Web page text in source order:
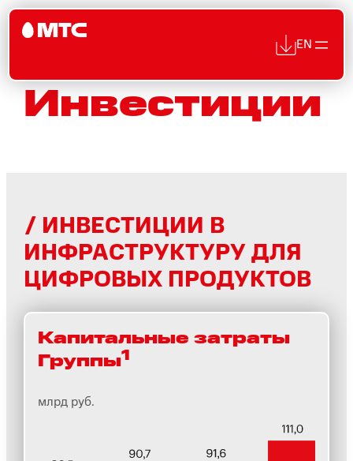
Перейти
EN
Инвестиции
ИНВЕСТИЦИИ В
ИНФРАСТРУКТУРУ ДЛЯ
ЦИФРОВЫХ ПРОДУКТОВ
Капитальные затраты
Группы1
млрд руб.